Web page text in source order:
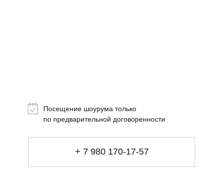
+ 7 980 170-17-57
Посещение шоурума только
по предварительной договоренности
Магазин-галерея винтажных предметов и
+ 7 980 170-17-57